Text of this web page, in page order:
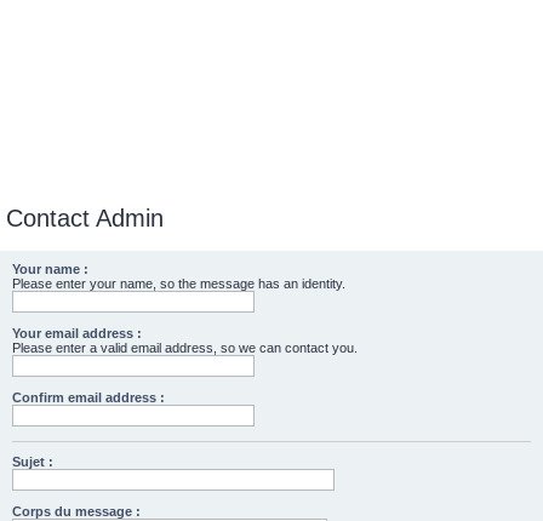
Contact Admin
Your name :
Please enter your name, so the message has an identity.
Your email address :
Please enter a valid email address, so we can contact you.
Confirm email address :
Sujet :
Corps du message :